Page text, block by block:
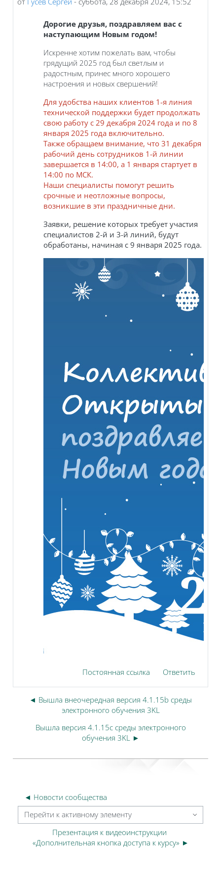
Дорогие друзья, поздравляем вас с
наступающим Новым годом!
Искренне хотим пожелать вам, чтобы
грядущий 2025 год был светлым и
радостным, принес много хорошего
настроения и новых свершений!
Для удобства наших клиентов 1-я линия
технической поддержки будет продолжать
свою работу с 29 декабря 2024 года и по 8
января 2025 года включительно.
Также обращаем внимание, что 31 декабря
рабочий день сотрудников 1-й линии
завершается в 14:00, а 1 января стартует в
14:00 по МСК.
Наши специалисты помогут решить
срочные и неотложные вопросы,
возникшие в эти праздничные дни.
Заявки, решение которых требует участия
специалистов 2-й и 3-й линий, будут
обработаны, начиная с 9 января 2025 года.
Постоянная ссылка Ответить
◄ Вышла внеочередная версия 4.1.15b среды
электронного обучения 3KL
Вышла версия 4.1.15c среды электронного
обучения 3KL ►
◄ Новости сообщества
Перейти к активному элементу
Презентация к видеоинструкции
«Дополнительная кнопка доступа к курсу» ►